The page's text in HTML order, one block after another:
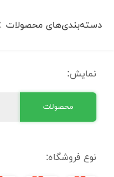
دسته‌بندی‌های محصولات
نمایش:
محصولات
نوع فروشگاه: